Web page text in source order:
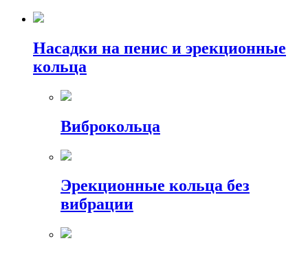
Насадки на пенис и эрекционные
кольца
Виброкольца
Эрекционные кольца без
вибрации